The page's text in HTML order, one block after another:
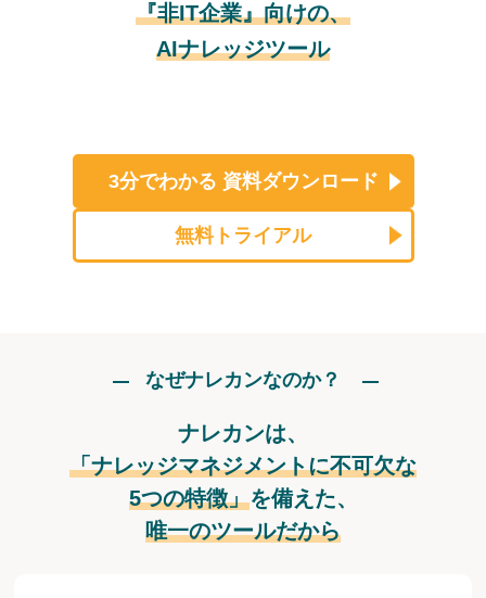
『非IT企業』向けの、
AIナレッジツール
3分でわかる 資料ダウンロード
無料トライアル
なぜナレカンなのか？
ナレカンは、
「ナレッジマネジメントに不可欠な
5つの特徴」を備えた、
唯一のツールだから